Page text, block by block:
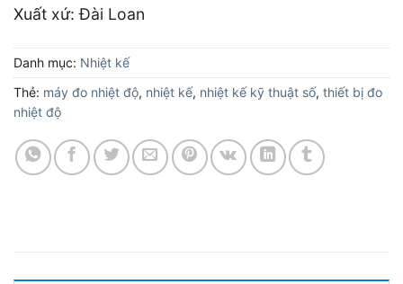
Xuất xứ: Ðài Loan
Danh mục: Nhiệt kế
Thẻ: máy đo nhiệt độ, nhiệt kế, nhiệt kế kỹ thuật số, thiết bị đo
nhiệt độ